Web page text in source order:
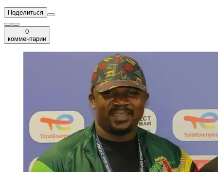
Поделиться
0
комментарии